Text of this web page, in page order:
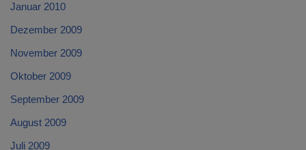
Januar 2010
Dezember 2009
November 2009
Oktober 2009
September 2009
August 2009
Juli 2009